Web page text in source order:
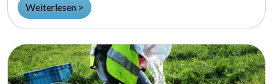
Weiterlesen >